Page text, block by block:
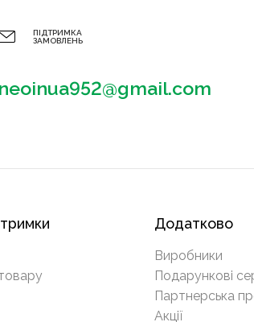
ПІДТРИМКА
ЗАМОВЛЕНЬ
neoinua952@gmail.com
Додатково
Виробники
Подарункові
Партнерська
Акції